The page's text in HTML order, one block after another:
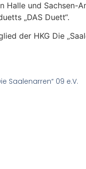
Halle und Sachsen-
„DAS Duett“.
der HKG Die
Saalenarren“ 09 e.V.